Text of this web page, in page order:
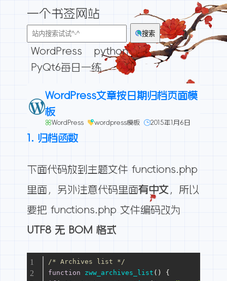
一个书签网站
搜索
WordPress
python
PyQt6每日一练
WordPress文章按日期归档页面模
板
WordPress wordpress模板 2015年1月6日
1. 归档函数
下面代码放到主题文件 functions.php
里面，另外注意代码里面有中文，所以
要把 functions.php 文件编码改为
UTF8 无 BOM 格式
/* Archives list */
function
zww_archives_list ( ) {